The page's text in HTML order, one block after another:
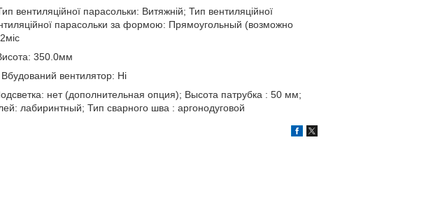
вентиляційної парасольки: Витяжній; Тип вентиляційної
парасольки за формою: Прямоугольный (возможно
350.0мм
вентилятор: Ні
нет (дополнительная опция); Высота патрубка : 50 мм;
лабиринтный; Тип сварного шва : аргонодуговой